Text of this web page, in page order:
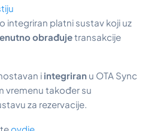
integriran platni sustav koji uz
obrađujetransakcije
i integriran u OTA Sync
vremenu također su
za rezervacije.
ovdje